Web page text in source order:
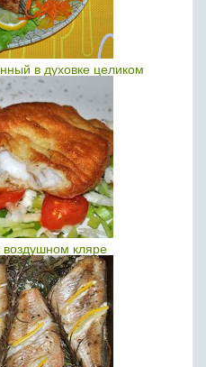
в духовке целиком
воздушном кляре